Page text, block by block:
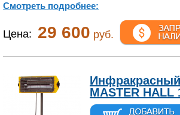
Смотреть подробнее:
Цена: 29 600 руб.
Инфракрасный
MASTER HALL